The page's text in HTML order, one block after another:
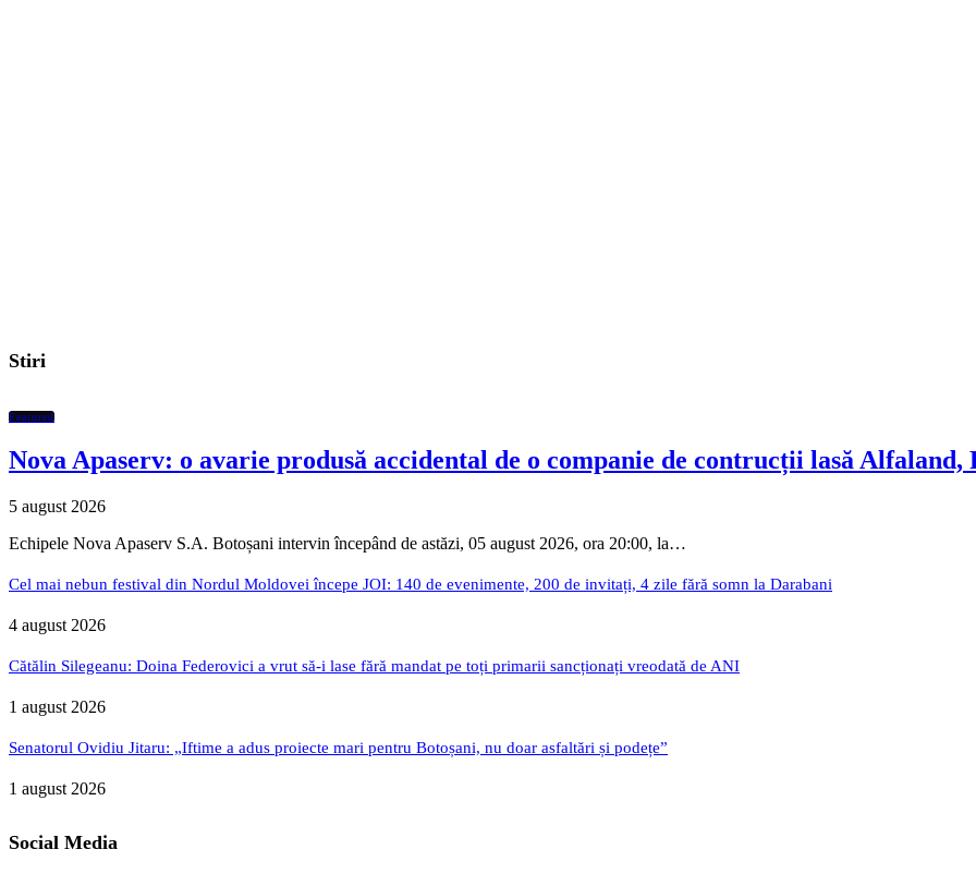
Stiri
Featured
Nova Apaserv: o avarie produsă accidental de o companie de contrucții lasă
5 august 2026
Echipele Nova Apaserv S.A. Botoșani intervin începând de astăzi, 05 august 2026, ora 20:00, la…
Cel mai nebun festival din Nordul Moldovei începe JOI: 140 de evenimente, 200 de invitați, 4 zile fără somn la Darabani
4 august 2026
Cătălin Silegeanu: Doina Federovici a vrut să-i lase fără mandat pe toți primarii sancționați vreodată de ANI
1 august 2026
Senatorul Ovidiu Jitaru: „Iftime a adus proiecte mari pentru Botoșani, nu doar asfaltări și podețe”
1 august 2026
Social Media